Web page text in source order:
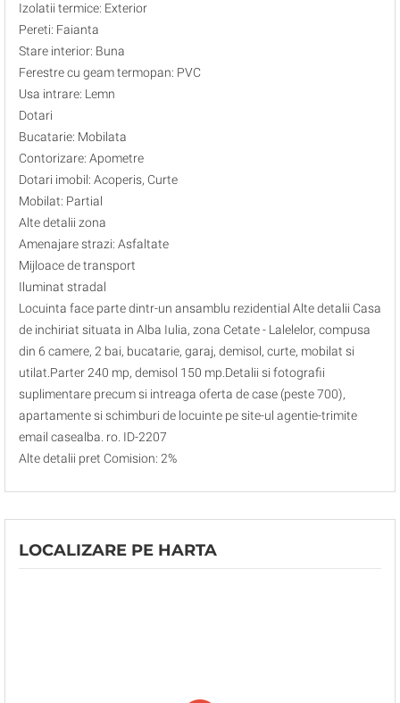
Izolatii termice: Exterior
Pereti: Faianta
Stare interior: Buna
Ferestre cu geam termopan: PVC
Usa intrare: Lemn
Dotari
Bucatarie: Mobilata
Contorizare: Apometre
Dotari imobil: Acoperis, Curte
Mobilat: Partial
Alte detalii zona
Amenajare strazi: Asfaltate
Mijloace de transport
Iluminat stradal
Locuinta face parte dintr-un ansamblu rezidential Alte detalii Casa
de inchiriat situata in Alba Iulia, zona Cetate - Lalelelor, compusa
din 6 camere, 2 bai, bucatarie, garaj, demisol, curte, mobilat si
utilat.Parter 240 mp, demisol 150 mp.Detalii si fotografii
suplimentare precum si intreaga oferta de case (peste 700),
apartamente si schimburi de locuinte pe site-ul agentie-trimite
email casealba. ro. ID-2207
Alte detalii pret Comision: 2%
LOCALIZARE PE HARTA